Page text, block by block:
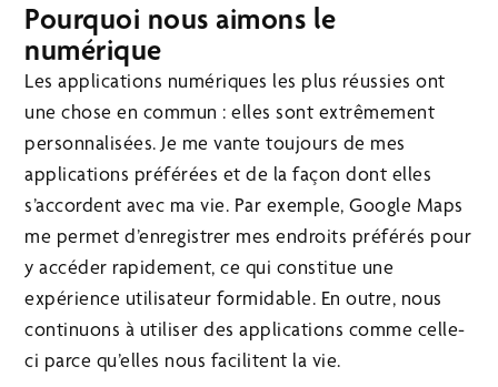
Pourquoi nous aimons le
numérique
Les applications numériques les plus réussies ont
une chose en commun : elles sont extrêmement
personnalisées. Je me vante toujours de mes
applications préférées et de la façon dont elles
s’accordent avec ma vie. Par exemple, Google Maps
me permet d’enregistrer mes endroits préférés pour
y accéder rapidement, ce qui constitue une
expérience utilisateur formidable. En outre, nous
continuons à utiliser des applications comme celle-
ci parce qu’elles nous facilitent la vie.